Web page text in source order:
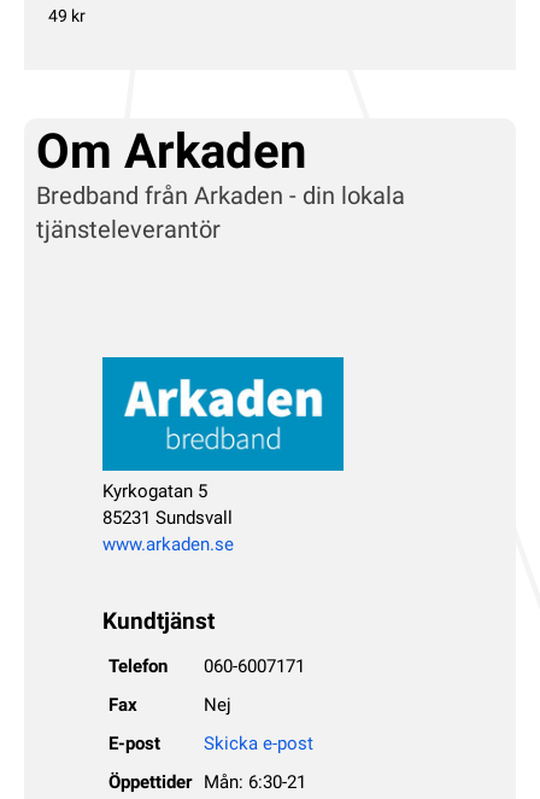
49 kr
Om Arkaden
Bredband från Arkaden - din lokala
tjänsteleverantör
Kyrkogatan 5
85231 Sundsvall
www.arkaden.se
Kundtjänst
Telefon 060-6007171
Fax Nej
E-post Skicka e-post
Öppettider
Mån: 6:30-21